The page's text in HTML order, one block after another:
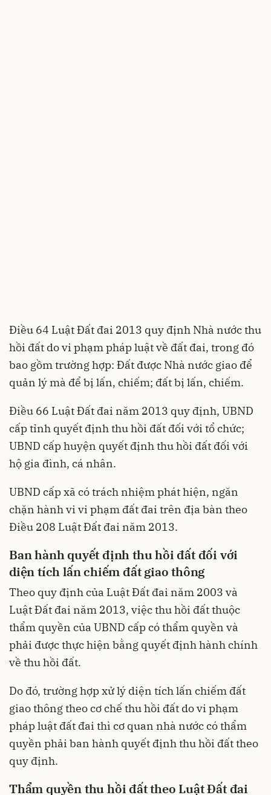
Điều 64 Luật Đất đai 2013 quy định Nhà nước thu
hồi đất do vi phạm pháp luật về đất đai, trong đó
bao gồm trường hợp: Đất được Nhà nước giao để
quản lý mà để bị lấn, chiếm; đất bị lấn, chiếm.
Điều 66 Luật Đất đai năm 2013 quy định, UBND
cấp tỉnh quyết định thu hồi đất đối với tổ chức;
UBND cấp huyện quyết định thu hồi đất đối với
hộ gia đình, cá nhân.
UBND cấp xã có trách nhiệm phát hiện, ngăn
chặn hành vi vi phạm đất đai trên địa bàn theo
Điều 208 Luật Đất đai năm 2013.
Ban hành quyết định thu hồi đất đối với
diện tích lấn chiếm đất giao thông
Theo quy định của Luật Đất đai năm 2003 và
Luật Đất đai năm 2013, việc thu hồi đất thuộc
thẩm quyền của UBND cấp có thẩm quyền và
phải được thực hiện bằng quyết định hành chính
về thu hồi đất.
Do đó, trường hợp xử lý diện tích lấn chiếm đất
giao thông theo cơ chế thu hồi đất do vi phạm
pháp luật đất đai thì cơ quan nhà nước có thẩm
quyền phải ban hành quyết định thu hồi đất theo
quy định.
Thẩm quyền thu hồi đất theo Luật Đất đai